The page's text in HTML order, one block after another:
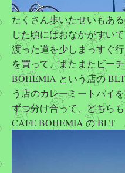
たくさん歩いたせいもあ
した頃にはおなかがすい
渡った道を少しまっすぐ
を買って、またまたビー
BOHEMIA という店の BLT
う店のカレーミートパイ
ずつ分け合って、どちら
CAFE BOHEMIA の BLT